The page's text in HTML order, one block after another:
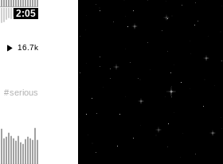
2:05
16.7k
serious